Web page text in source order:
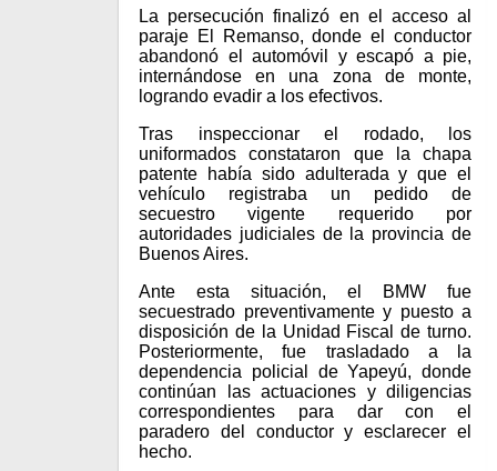
La persecución finalizó en el acceso al
paraje El Remanso, donde el conductor
abandonó el automóvil y escapó a pie,
internándose en una zona de monte,
logrando evadir a los efectivos.
Tras inspeccionar el rodado, los
uniformados constataron que la chapa
patente había sido adulterada y que el
vehículo registraba un pedido de
secuestro vigente requerido por
autoridades judiciales de la provincia de
Buenos Aires.
Ante esta situación, el BMW fue
secuestrado preventivamente y puesto a
disposición de la Unidad Fiscal de turno.
Posteriormente, fue trasladado a la
dependencia policial de Yapeyú, donde
continúan las actuaciones y diligencias
correspondientes para dar con el
paradero del conductor y esclarecer el
hecho.